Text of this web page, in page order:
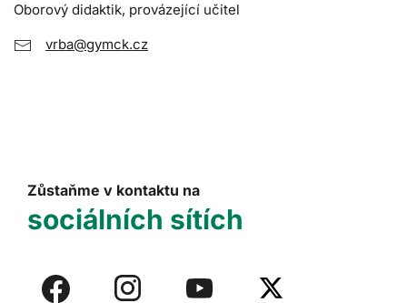
Oborový didaktik, provázející učitel
vrba@gymck.cz
Zůstaňme v kontaktu na
sociálních sítích